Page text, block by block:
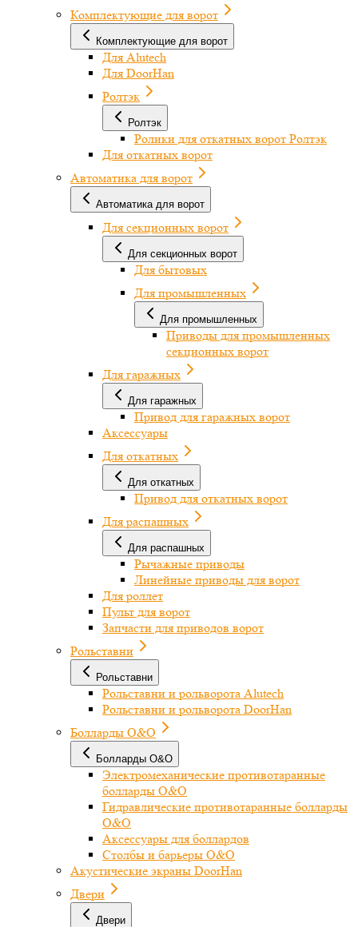
Комплектующие для ворот
Комплектующие для ворот
Для Alutech
Для DoorHan
Ролтэк
Ролтэк
Ролики для откатных ворот Ролтэк
Для откатных ворот
Автоматика для ворот
Автоматика для ворот
Для секционных ворот
Для секционных ворот
Для бытовых
Для промышленных
Для промышленных
Приводы для промышленных
секционных ворот
Для гаражных
Для гаражных
Привод для гаражных ворот
Аксессуары
Для откатных
Для откатных
Привод для откатных ворот
Для распашных
Для распашных
Рычажные приводы
Линейные приводы для ворот
Для роллет
Пульт для ворот
Запчасти для приводов ворот
Рольставни
Рольставни
Рольставни и рольворота Alutech
Рольставни и рольворота DoorHan
Болларды O&O
Болларды O&O
Электромеханические противотаранные
болларды O&O
Гидравлические противотаранные болларды
O&O
Аксессуары для боллардов
Столбы и барьеры O&O
Акустические экраны DoorHan
Двери
Двери